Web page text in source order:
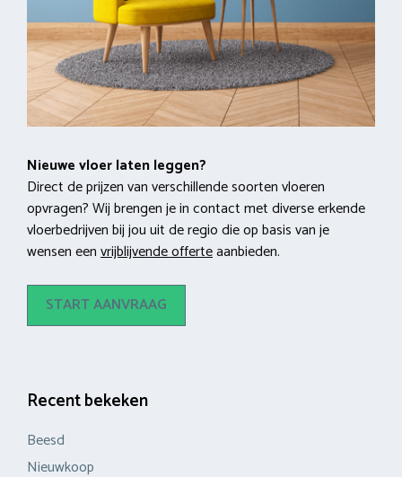
Nieuwe vloer laten leggen?
Direct de prijzen van verschillende soorten vloeren
opvragen? Wij brengen je in contact met diverse erkende
vloerbedrijven bij jou uit de regio die op basis van je
wensen eenvrijblijvende offerteaanbieden.
START AANVRAAG
Recent bekeken
Beesd
Nieuwkoop